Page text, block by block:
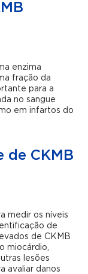
enzima
fração da
para a
no sangue
em infartos do
de CKMB
medir os níveis
de
de CKMB
miocárdio,
lesões
avaliar danos